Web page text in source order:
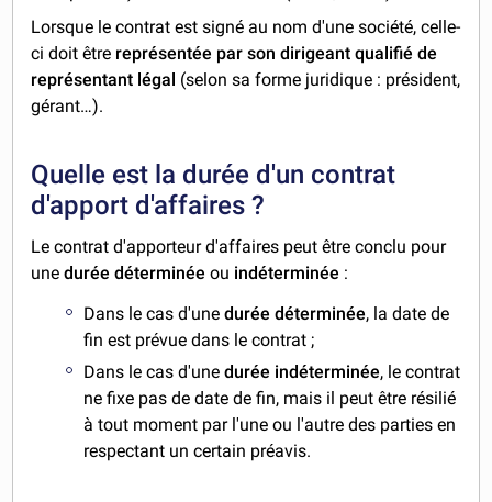
Lorsque le contrat est signé au nom d'une société, celle-
ci doit être représentée par son dirigeant qualifié de
représentant légal (selon sa forme juridique : président,
gérant…).
Quelle est la durée d'un contrat
d'apport d'affaires ?
Le contrat d'apporteur d'affaires peut être conclu pour
unedurée déterminée ou indéterminée :
Dans le cas d'unedurée déterminée, la date de
fin est prévue dans le contrat ;
Dans le cas d'unedurée indéterminée, le contrat
ne fixe pas de date de fin, mais il peut être résilié
à tout moment par l'une ou l'autre des parties en
respectant un certain préavis.